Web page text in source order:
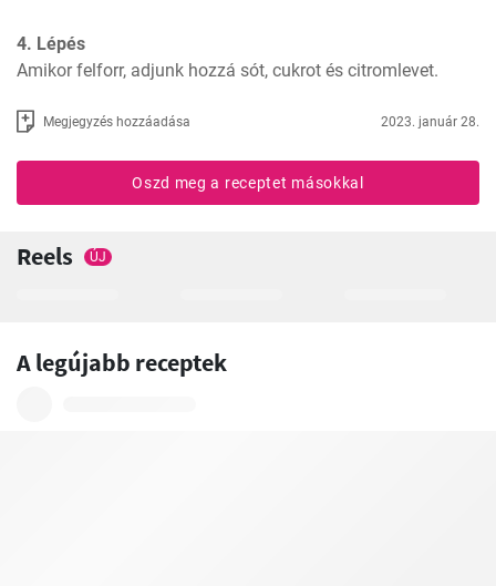
4. Lépés
Amikor felforr, adjunk hozzá sót, cukrot és citromlevet.
Megjegyzés hozzáadása 2023. január 28.
Oszd meg a receptet másokkal
Reels ÚJ
A legújabb receptek